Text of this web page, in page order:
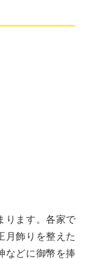
ります。各家で
月飾りを整えた
などに御幣を捧